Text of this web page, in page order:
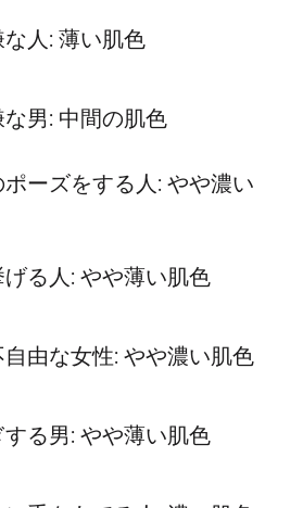
人: 薄い肌色
男: 中間の肌色
ポーズをする人: やや濃い
る人: やや薄い肌色
由な女性: やや濃い肌色
する男: やや薄い肌色